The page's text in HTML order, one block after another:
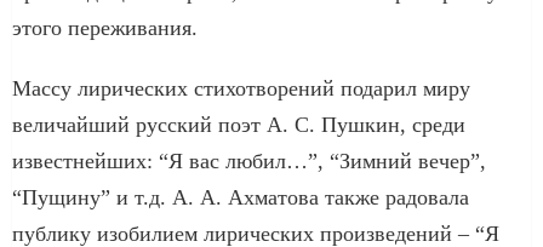
этого переживания.
Массу лирических стихотворений подарил миру
величайший русский поэт А. С. Пушкин, среди
известнейших: “Я вас любил…”, “Зимний вечер”,
“Пущину” и т.д. А. А. Ахматова также радовала
публику изобилием лирических произведений – “Я